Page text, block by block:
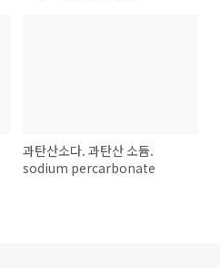
과탄산소다. 과탄산 소듐.
sodium percarbonate